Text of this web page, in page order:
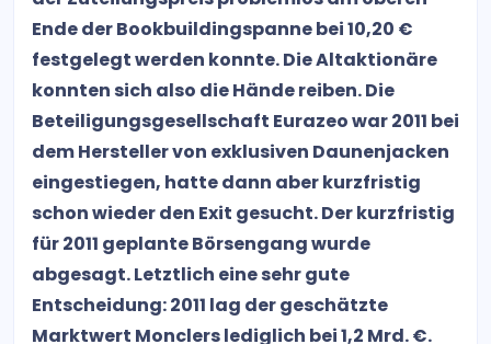
Ende der Bookbuildingspanne bei 10,20 €
festgelegt werden konnte. Die Altaktionäre
konnten sich also die Hände reiben. Die
Beteiligungsgesellschaft Eurazeo war 2011 bei
dem Hersteller von exklusiven Daunenjacken
eingestiegen, hatte dann aber kurzfristig
schon wieder den Exit gesucht. Der kurzfristig
für 2011 geplante Börsengang wurde
abgesagt. Letztlich eine sehr gute
Entscheidung: 2011 lag der geschätzte
Marktwert Monclers lediglich bei 1,2 Mrd. €.